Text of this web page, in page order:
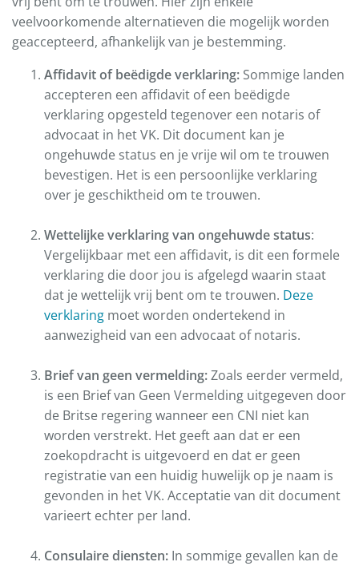
veelvoorkomende alternatieven die mogelijk worden
geaccepteerd, afhankelijk van je bestemming.
Affidavit of beëdigde verklaring: Sommige landen
accepteren een affidavit of een beëdigde
verklaring opgesteld tegenover een notaris of
advocaat in het VK. Dit document kan je
ongehuwde status en je vrije wil om te trouwen
bevestigen. Het is een persoonlijke verklaring
over je geschiktheid om te trouwen.
Wettelijke verklaring van ongehuwde status:
Vergelijkbaar met een affidavit, is dit een formele
verklaring die door jou is afgelegd waarin staat
dat je wettelijk vrij bent om te trouwen. Deze
verklaring moet worden ondertekend in
aanwezigheid van een advocaat of notaris.
Brief van geen vermelding:Zoals eerder vermeld,
is een Brief van Geen Vermelding uitgegeven door
de Britse regering wanneer een CNI niet kan
worden verstrekt. Het geeft aan dat er een
zoekopdracht is uitgevoerd en dat er geen
registratie van een huidig huwelijk op je naam is
gevonden in het VK. Acceptatie van dit document
varieert echter per land.
Consulaire diensten: In sommige gevallen kan de